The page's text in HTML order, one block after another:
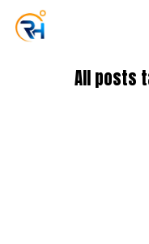
All posts